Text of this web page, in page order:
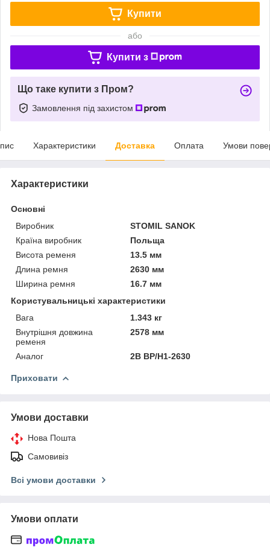
Купити
або
Купити з
Що таке купити з Пром?
Замовлення під захистом
Характеристики Доставка Оплата Умови
Характеристики
Основні
Виробник
STOMIL SANOK
Країна виробник
Польща
Висота ременя
13.5 мм
Длина ремня
2630 мм
Ширина ремня
16.7 мм
Користувальницькі характеристики
Вага
1.343 кг
Внутрішня довжина
ременя
2578 мм
Аналог 2B BP/H1-2630
Приховати
Умови доставки
Нова Пошта
Самовивіз
Всі умови доставки
Умови оплати